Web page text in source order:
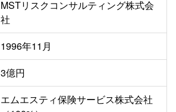
MSTリスクコンサルティング株式会
社
1996年11月
3億円
エムエスティ保険サービス株式会社